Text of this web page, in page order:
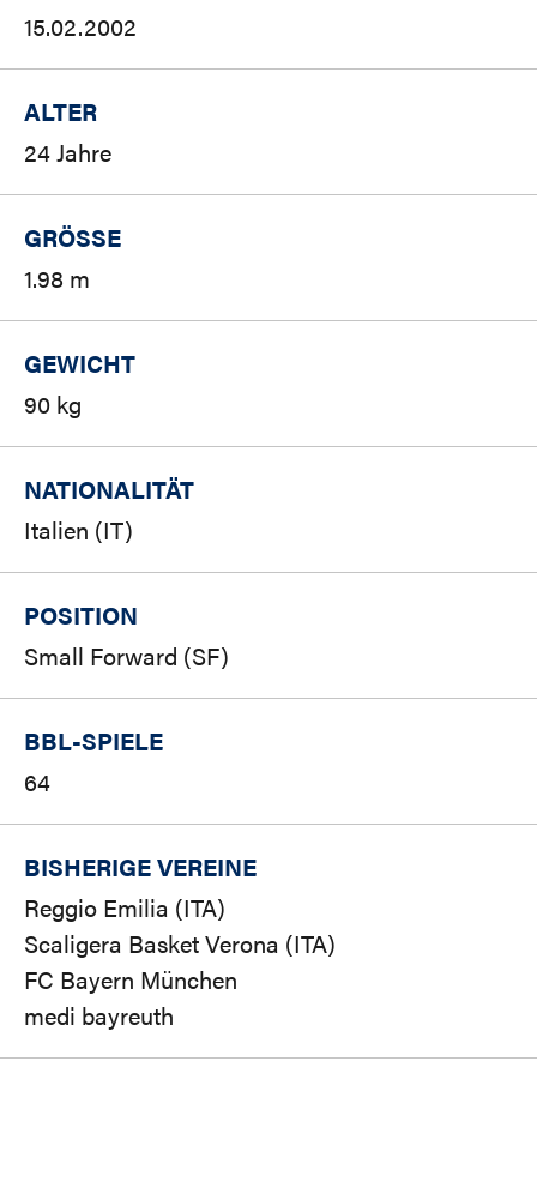
15.02.2002
ALTER
24 Jahre
GRÖSSE
1.98 m
GEWICHT
90 kg
NATIONALITÄT
Italien (IT)
POSITION
Small Forward (SF)
BBL-SPIELE
64
BISHERIGE VEREINE
Reggio Emilia (ITA)
Scaligera Basket Verona (ITA)
FC Bayern München
medi bayreuth